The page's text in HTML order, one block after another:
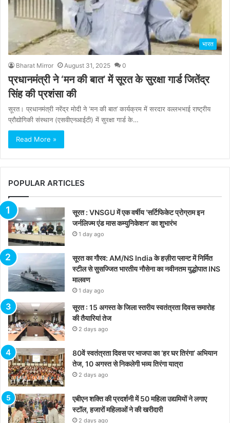
भारत
Bharat Mirror August 31, 2025 0
प्रधानमंत्री ने ‘मन की बात’ में सूरत के सुरक्षा गार्ड जितेंद्र
सिंह की प्रशंसा की
सूरत। प्रधानमंत्री नरेंद्र मोदी ने ‘मन की बात’ कार्यक्रम में सरदार वल्लभभाई राष्ट्रीय
प्रौद्योगिकी संस्थान (एसवीएनआईटी) में सुरक्षा गार्ड के…
Read More »
POPULAR ARTICLES
सूरत : VNSGU में एक वर्षीय ‘सर्टिफिकेट प्रोग्राम इन
जर्नलिज्म एंड मास कम्युनिकेशन’ का शुभारंभ
1 day ago
सूरत का गौरव: AM/NS India के हज़ीरा प्लान्ट में निर्मित
स्टील से सुसज्जित भारतीय नौसेना का नवीनतम युद्धोपात INS
मालवण
1 day ago
सूरत : 15 अगस्त के जिला स्तरीय स्वतंत्रता दिवस समारोह
की तैयारियां तेज
2 days ago
80वें स्वतंत्रता दिवस पर भाजपा का ‘हर घर तिरंगा’ अभियान
तेज, 10 अगस्त से निकलेगी भव्य तिरंगा यात्रा
2 days ago
एबीएन शक्ति की प्रदर्शनी में 50 महिला उद्यमियों ने लगाए
स्टॉल, हजारों महिलाओं ने की खरीदारी
2 days ago